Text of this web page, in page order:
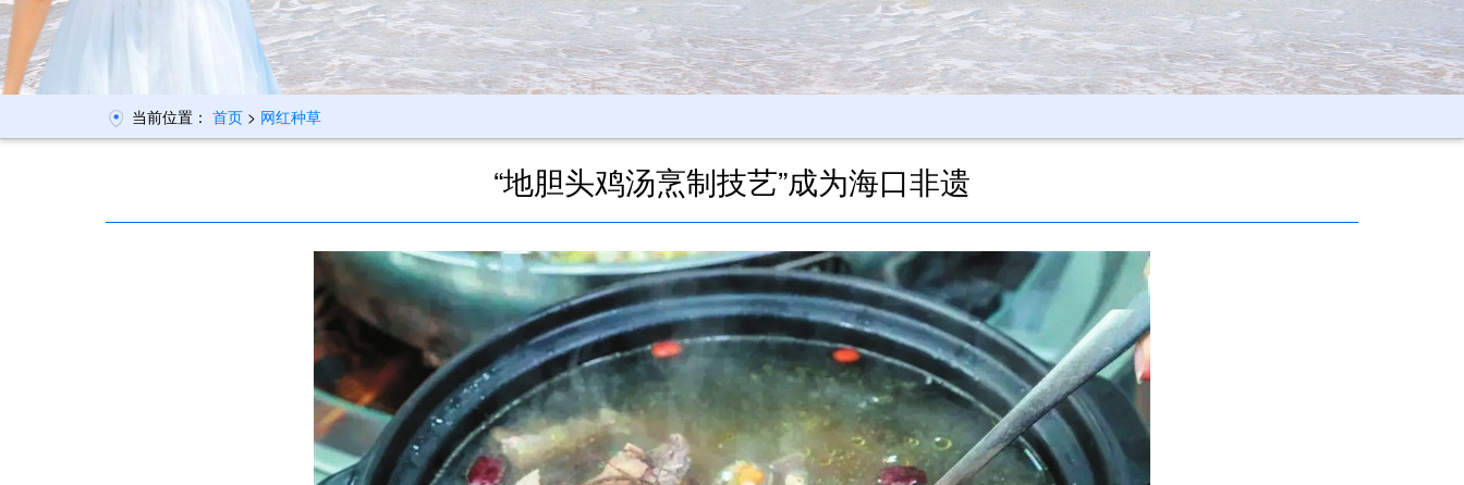
当前位置： 首页 > 网红种草
“地胆头鸡汤烹制技艺”成为海口非遗